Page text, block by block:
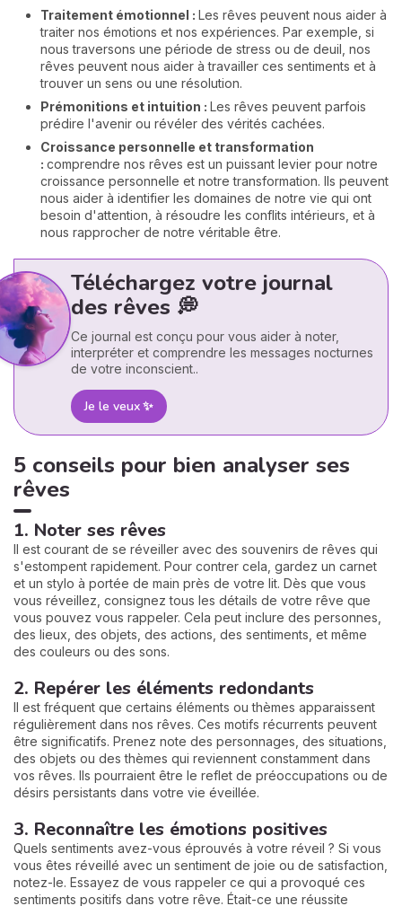
Traitement émotionnel : Les rêves peuvent nous aider à
traiter nos émotions et nos expériences. Par exemple, si
nous traversons une période de stress ou de deuil, nos
rêves peuvent nous aider à travailler ces sentiments et à
trouver un sens ou une résolution.
Prémonitions et intuition : Les rêves peuvent parfois
prédire l'avenir ou révéler des vérités cachées.
Croissance personnelle et transformation
: comprendre nos rêves est un puissant levier pour notre
croissance personnelle et notre transformation. Ils peuvent
nous aider à identifier les domaines de notre vie qui ont
besoin d'attention, à résoudre les conflits intérieurs, et à
nous rapprocher de notre véritable être.
Téléchargez votre journal
des rêves 💭
Ce journal est conçu pour vous aider à noter,
interpréter et comprendre les messages nocturnes
de votre inconscient..
Je le veux ✨
5 conseils pour bien analyser ses
rêves
1. Noter ses rêves
Il est courant de se réveiller avec des souvenirs de rêves qui
s'estompent rapidement. Pour contrer cela, gardez un carnet
et un stylo à portée de main près de votre lit. Dès que vous
vous réveillez, consignez tous les détails de votre rêve que
vous pouvez vous rappeler. Cela peut inclure des personnes,
des lieux, des objets, des actions, des sentiments, et même
des couleurs ou des sons.
2. Repérer les éléments redondants
Il est fréquent que certains éléments ou thèmes apparaissent
régulièrement dans nos rêves. Ces motifs récurrents peuvent
être significatifs. Prenez note des personnages, des situations,
des objets ou des thèmes qui reviennent constamment dans
vos rêves. Ils pourraient être le reflet de préoccupations ou de
désirs persistants dans votre vie éveillée.
3. Reconnaître les émotions positives
Quels sentiments avez-vous éprouvés à votre réveil ? Si vous
vous êtes réveillé avec un sentiment de joie ou de satisfaction,
notez-le. Essayez de vous rappeler ce qui a provoqué ces
sentiments positifs dans votre rêve. Était-ce une réussite